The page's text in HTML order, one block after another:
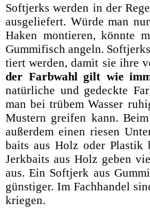
Soft­jerks wer­den in der
aus­ge­lie­fert. Wür­de man
Haken mon­tie­ren, könn­te
Gum­mi­fisch angeln.
tiert wer­den, damit sie ihre
der Farb­wahl gilt wie
natür­li­che und gedeck­te
man bei trü­bem Was­ser
Mus­tern grei­fen kann.
außer­dem einen rie­sen
baits aus Holz oder Plas­tik
Jerk­baits aus Holz geben
aus. Ein Soft­jerk aus
güns­ti­ger. Im Fach­han­del
kriegen.